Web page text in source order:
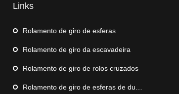
Links
Rolamento de giro de esferas
Rolamento de giro da escavadeira
Rolamento de giro de rolos cruzados
Rolamento de giro de esferas de duas carreiras